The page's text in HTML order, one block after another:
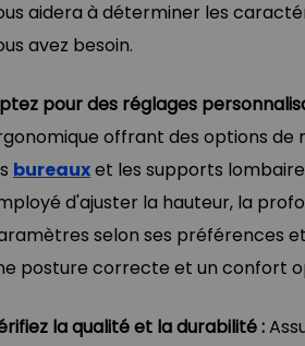
aidera à déterminer les
avez besoin.
pour des réglages
offrant des options de
bureauxet les supports
d'ajuster la hauteur, la
selon ses préférences
posture correcte et un confort
la qualité et la durabilité :